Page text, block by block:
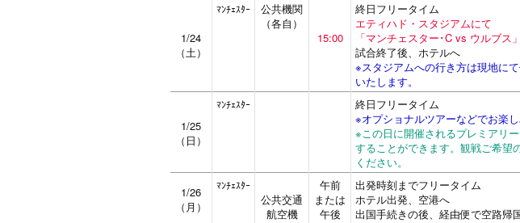
1/24
（土）
ﾏﾝﾁｪｽﾀｰ
公共機関
（各自）
15:00
終日フリータイム
エティハド・スタジアムにて
「マンチェスター･C vs ウルブス
試合終了後、ホテルへ
※スタジアムへの行き方は現地に
いたします。
1/25
（日）
ﾏﾝﾁｪｽﾀｰ
終日フリータイム
※オプショナルツアーなどでお楽し
※この日に開催されるプレミアリ
することができます。観戦ご希望
ください。
1/26
（月）
ﾏﾝﾁｪｽﾀｰ
公共交通
航空機
午前
または
午後
出発時刻までフリータイム
ホテル出発、空港へ
出国手続きの後、経由便で空路帰